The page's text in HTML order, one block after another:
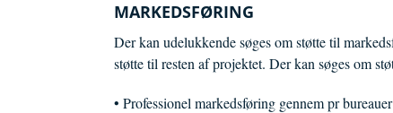
MARKEDSFØRING
Der kan udelukkende søges om støtte til
støtte til resten af projektet. Der kan søges om
• Professionel markedsføring gennem pr